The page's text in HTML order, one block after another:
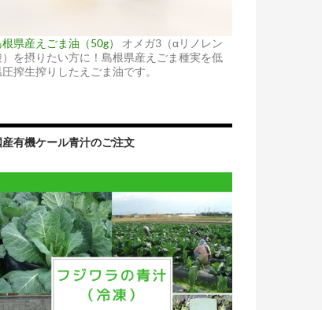
県産えごま油（50g）
オメガ3（αリノレン
）を摂りたい方に！島根県産えごま種実を低
搾生搾りしたえごま油です。
産有機ケール青汁のご注文